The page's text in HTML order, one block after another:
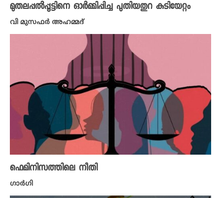
മുതലപ്പൽപ്പൂട്ടിനെ ഓർമ്മിപ്പിച്ച പുതിയതുറ കുടിയേറ്റം
വി മുസഫർ അഹമ്മദ്
ഫെമിനിസത്തിലെ നീതി
​ഗാർ​ഗി